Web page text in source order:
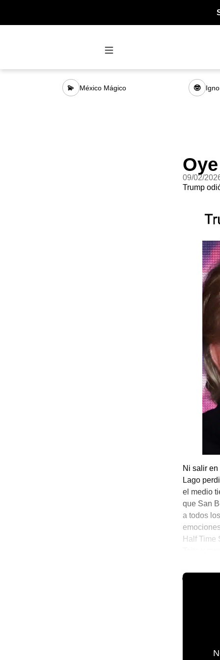
💫 México Mágico 🤓
09/02/
Trump
Ni salir
Lago
el medio
que San
a todos
Half Time